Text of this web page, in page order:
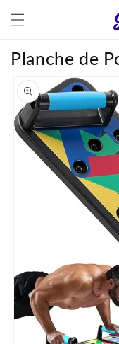
passer
au
Planche de
informations
produits